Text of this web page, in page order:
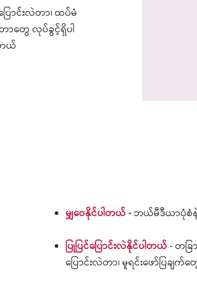
ြောင်းလဲတာ၊ ထပ်မံ
ာတွေ လုပ်ခွင့်ရှိပါ
ယ်
မျှဝေနိုင်ပါတယ်-ဘယ်မီဒီယာပုံစံ
ပြုပြင်ပြောင်းလဲနိုင်ပါတယ်- တခြ
ပြောင်းလဲတာ၊ မူရင်းဖော်ပြခ